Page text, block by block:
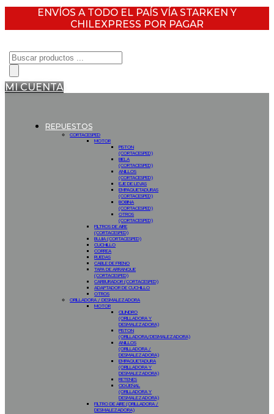
ENVÍOS A TODO EL PAÍS VÍA STARKEN Y
CHILEXPRESS POR PAGAR
Búsqueda
de
productos
MI CUENTA
REPUESTOS
CORTACESPED
MOTOR
PISTON
(CORTACESPED)
BIELA
(CORTACESPED)
ANILLOS
(CORTACESPED)
EJE DE LEVAS
EMPAQUETADURAS
(CORTACESPED)
BOBINA
(CORTACESPED)
OTROS
(CORTACESPED)
FILTROS DE AIRE
(CORTACESPED)
BUJIA (CORTACESPED)
CUCHILLO
CORREA
RUEDAS
CABLE DE FRENO
TAPA DE ARRANQUE
(CORTACESPED)
CARBURADOR (CORTACESPED)
ADAPTADOR DE CUCHILLO
OTROS
ORILLADORA / DESMALEZADORA
MOTOR
CILINDRO
(ORILLADORA Y
DESMALEZADORA)
PISTON
(ORILLADORA/DESMALEZADORA)
ANILLOS
(ORILLADORA /
DESMALEZADORA)
EMPAQUETADURA
(ORILLADORA Y
DESMALEZADORA)
RETENES
CIGÜEÑAL
(ORILLADORA Y
DESMALEZADORA)
FILTRO DE AIRE (ORILLADORA /
DESMALEZADORA)